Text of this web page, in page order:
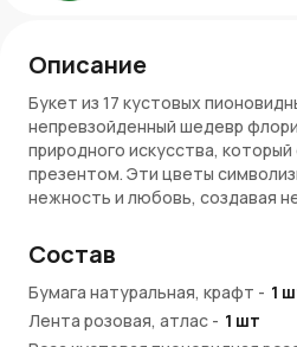
Описание
Букет из 17 кустовых
непревзойденный шедевр
природного искусства,
презентом. Эти цветы
нежность и любовь, создавая
радости.
Элегантный дуэт
В составе этого
Состав
Бумага натуральная, крафт - 1
Лента розовая, атлас - 1 шт